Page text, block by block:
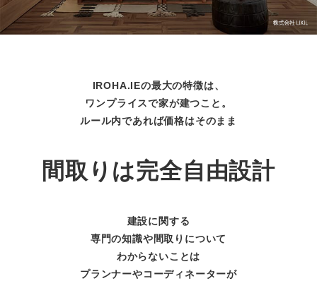
IROHA.IEの最大の特徴は、
ワンプライスで家が建つこと。
ルール内であれば価格はそのまま
間取りは完全自由設計
建設に関する
専門の知識や間取りについて
わからないことは
プランナーやコーディネーターが